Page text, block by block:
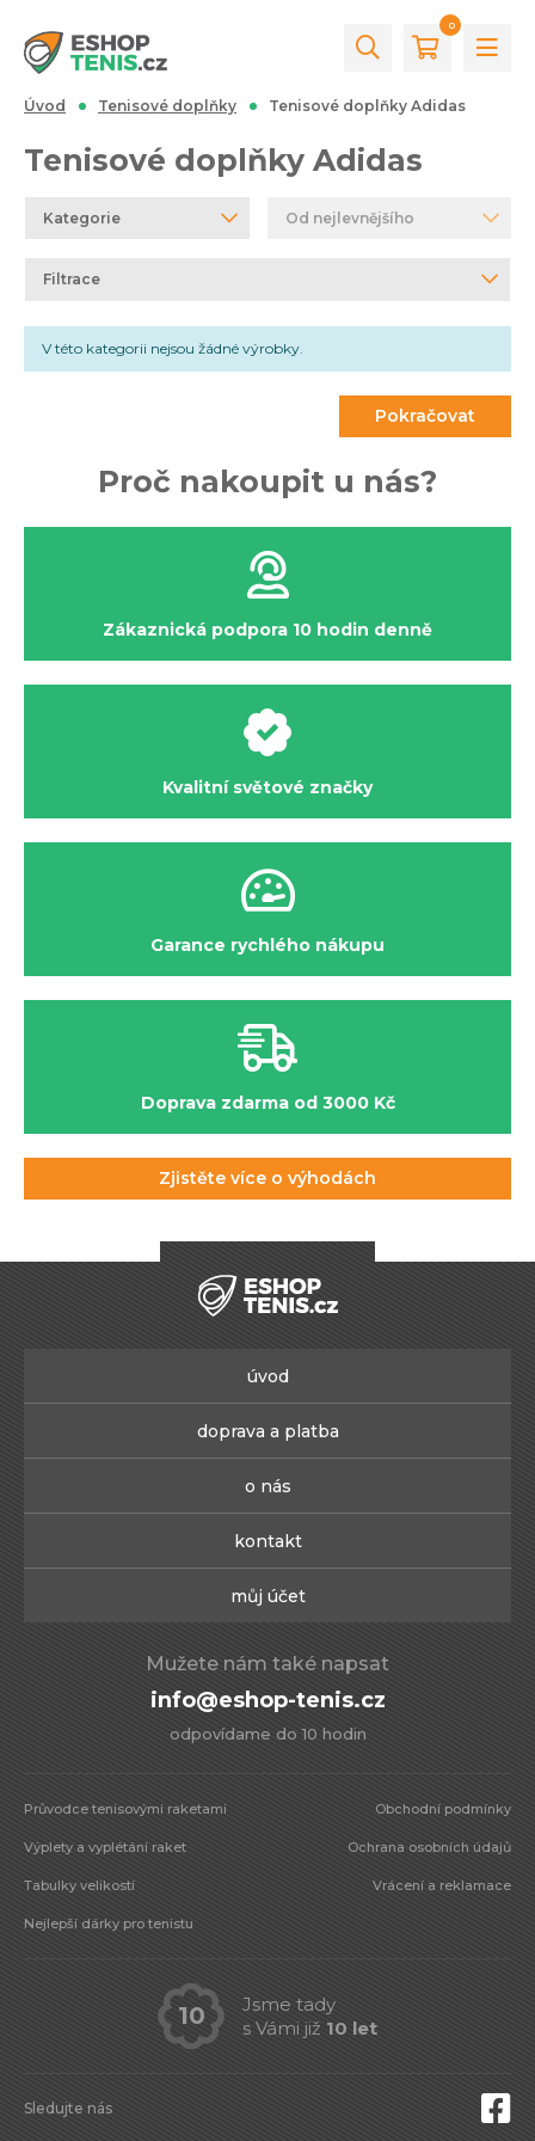
0
Úvod Tenisové doplňky Tenisové doplňky Adidas
Tenisové doplňky Adidas
Od nejlevnějšího
Kategorie
Filtrace
V této kategorii nejsou žádné výrobky.
Pokračovat
Proč nakoupit u nás?
Zákaznická podpora 10 hodin denně
Kvalitní světové značky
Garance rychlého nákupu
Doprava zdarma od 3000 Kč
Zjistěte více o výhodách
úvod
doprava a platba
o nás
kontakt
můj účet
Mužete nám také napsat
info@eshop-tenis.cz
odpovídame do 10 hodin
Průvodce tenisovými raketami
Výplety a vyplétání raket
Tabulky velikostí
Nejlepší dárky pro tenistu
Obchodní podmínky
Ochrana osobních údajů
Vrácení a reklamace
Sledujte nás
10
Jsme tady
s Vámi již 10 let